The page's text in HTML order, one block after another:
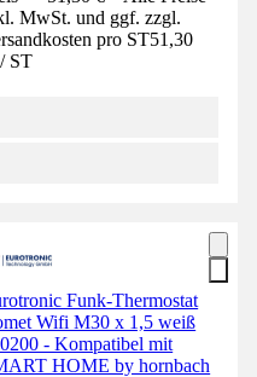
MwSt. und ggf. zzgl.
pro ST51,30
/ ST
Funk-Thermostat
Wifi M30 x 1,5 weiß
- Kompatibel mit
HOME by hornbach